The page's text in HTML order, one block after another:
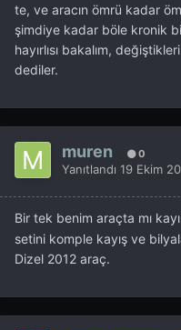
te, ve aracın ömrü kadar
şimdiye kadar böle kronik
hayırlısı bakalım,
dediler.
muren 0
Yanıtlandı 19 Ekim
Bir tek benim araçta mı
setini komple kayış ve
Dizel 2012 araç.